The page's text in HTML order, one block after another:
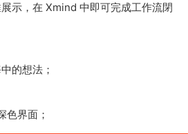
示，在 Xmind 中即可完成工作流閉
的想法；
色界面；